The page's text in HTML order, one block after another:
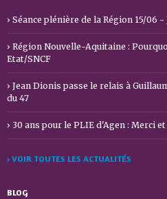
Séance plénière de la Région 15/06
Région Nouvelle-Aquitaine :
Etat/SNCF
Jean Dionis passe le relais à
du 47
30 ans pour le PLIE d'Agen : Merci
› VOIR TOUTES LES ACTUALITÉS
BLOG